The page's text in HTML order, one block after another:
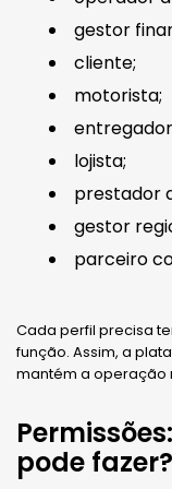
gestor
cliente;
motorista;
lojista;
prestador
gestor
parceiro
Cada perfil precisa
função. Assim, a
mantém a operação
pode fazer?